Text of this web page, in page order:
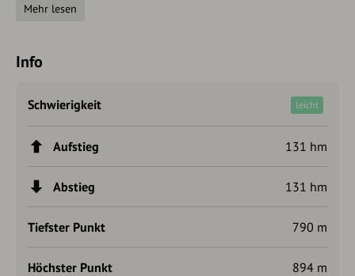
Gut geeignet für Gras-, Haselnuss-, Erlen- und Birken-
stärken
entlang befahrener Straße
Kalorienverbrauch: Frau ca. 364 kcal, Mann ca. 416 kcal
Leihen Sie sich in der Tourist Information Füssen einen
TING-Stift aus und lauschen Sie den Vogelstimmen des
Mehr lesen
Info
Schwierigkeit leicht
Aufstieg 131 hm
Abstieg 131 hm
Tiefster Punkt 790 m
Höchster Punkt 894 m